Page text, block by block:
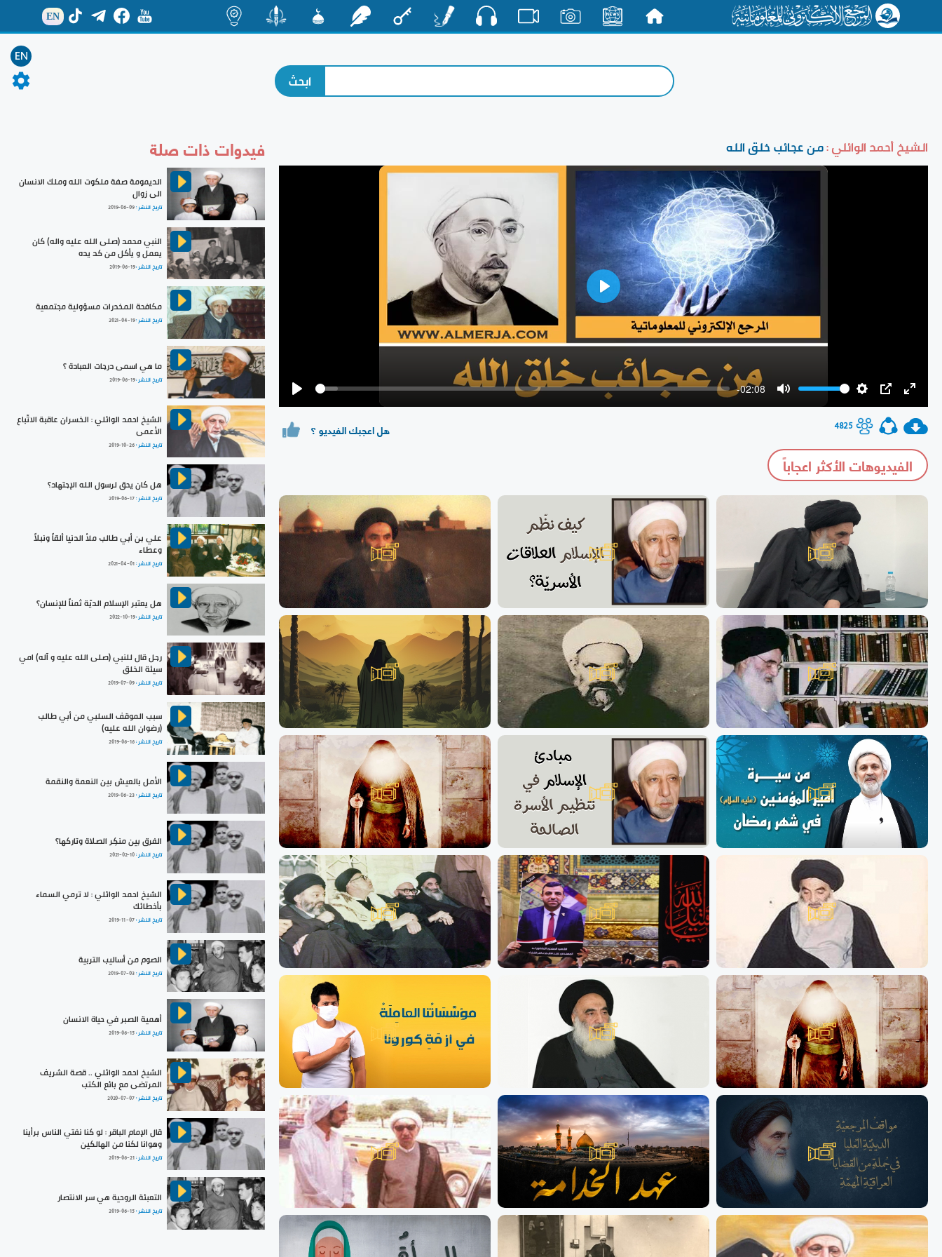
EN
EN
الشيخ أحمد الوائلي :من عجائب خلق الله
-02:08
Play
4825 هل اعجبك الفيديو ؟
الفيديوهات الأكثر اعجاباً
فيدوات ذات صلة
الديمومة صفة ملكوت الله وملك الانسان
الى زوال
تاريخ النشر :2019-06-09
النبي محمد (صلى الله عليه واله) كان
يعمل و يأكل من كد يده
تاريخ النشر :2019-06-19
مكافحة المخدرات مسؤولية مجتمعية
تاريخ النشر :2021-04-19
ما هي اسمى درجات العبادة ؟
تاريخ النشر :2019-06-19
الشيخ احمد الوائلي : الخسران عاقبة الاتّباع
الأعمى
تاريخ النشر :2019-10-26
هل كان يحق لرسول الله الإجتهاد؟
تاريخ النشر :2019-06-17
علي بن أبي طالب ملأ الدنيا ألقاً ونبلاً
وعطاء
تاريخ النشر :2021-04-01
هل يعتبر الإسلام الديّة ثمناً للإنسان؟
تاريخ النشر :2022-10-19
رجل قال للنبي (صلى الله عليه و آله) امي
سيئة الخلق
تاريخ النشر :2019-07-09
سبب الموقف السلبي من أبي طالب
(رضوان الله عليه)
تاريخ النشر :2019-06-16
الأمل بالعيش بين النعمة والنقمة
تاريخ النشر :2019-06-23
الفرق بين منكِر الصلاة وتاركها؟
تاريخ النشر :2021-02-10
الشيخ احمد الوائلي : لا ترمي السماء
بأخطائك
تاريخ النشر :2019-11-07
الصوم من أساليب التربية
تاريخ النشر :2019-07-03
أهمية الصبر في حياة الانسان
تاريخ النشر :2019-06-15
الشيخ احمد الوائلي .. قصة الشريف
المرتضى مع بائع الكتب
تاريخ النشر :2020-07-07
قال الإمام الباقر : لو كنا نفتي الناس برأينا
وهوانا لكنا من الهالكين
تاريخ النشر :2019-06-21
التعبئة الروحية هي سر الانتصار
تاريخ النشر :2019-06-15